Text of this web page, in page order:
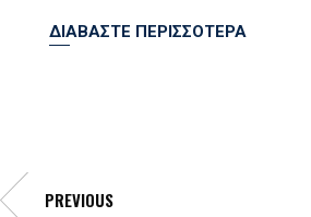
ΔΙΑΒΑΣΤΕ ΠΕΡΙΣΣΟΤΕΡΑ
PREVIOUS